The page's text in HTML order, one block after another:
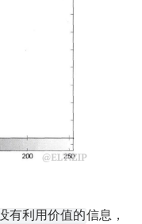
有利用价值的信息，